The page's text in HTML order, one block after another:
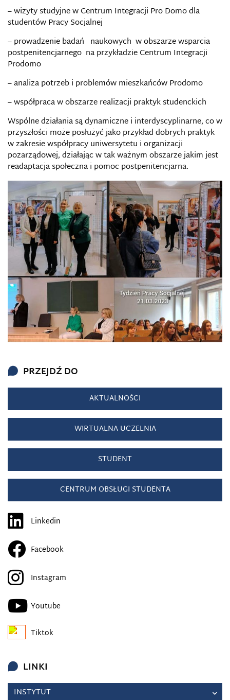
– wizyty studyjne w Centrum Integracji Pro Domo dla
studentów Pracy Socjalnej
– prowadzenie badań naukowych w obszarze wsparcia
postpenitencjarnego na przykładzie Centrum Integracji
Prodomo
– analiza potrzeb i problemów mieszkańców Prodomo
– współpraca w obszarze realizacji praktyk studenckich
Wspólne działania są dynamiczne i interdyscyplinarne, co w
przyszłości może posłużyć jako przykład dobrych praktyk
w zakresie współpracy uniwersytetu i organizacji
pozarządowej, działając w tak ważnym obszarze jakim jest
readaptacja społeczna i pomoc postpenitencjarna.
PRZEJDŹ DO
AKTUALNOŚCI
WIRTUALNA UCZELNIA
STUDENT
CENTRUM OBSŁUGI STUDENTA
Linkedin
Facebook
Instagram
Youtube
Tiktok
LINKI
INSTYTUT